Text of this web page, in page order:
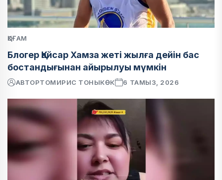
ҚОҒАМ
Блогер Қайсар Хамза жеті жылға дейін бас
бостандығынан айырылуы мүмкін
АВТОРТОМИРИС ТОНЫКӨК 6 ТАМЫЗ, 2026